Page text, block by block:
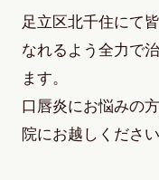
足立区北千住にて
なれるよう全力で
ます。
口唇炎にお悩みの
院にお越しください